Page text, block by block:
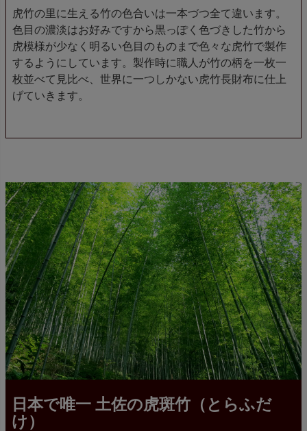
虎竹の里に生える竹の色合いは一本づつ全て違います。
色目の濃淡はお好みですから黒っぽく色づきした竹から
虎模様が少なく明るい色目のものまで色々な虎竹で製作
するようにしています。製作時に職人が竹の柄を一枚一
枚並べて見比べ、世界に一つしかない虎竹長財布に仕上
げていきます。
日本で唯一 土佐の虎斑竹（とらふだ
け）